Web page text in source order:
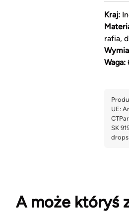
Kraj:
rafia,
Waga:
A może któryś